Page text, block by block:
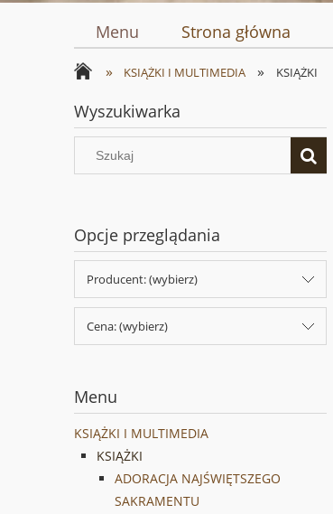
Menu Strona główna
» KSIĄŻKI I MULTIMEDIA » KSIĄŻKI
Wyszukiwarka
Opcje przeglądania
Producent: (wybierz)
Cena: (wybierz)
Menu
KSIĄŻKI I MULTIMEDIA
KSIĄŻKI
ADORACJA NAJŚWIĘTSZEGO
SAKRAMENTU